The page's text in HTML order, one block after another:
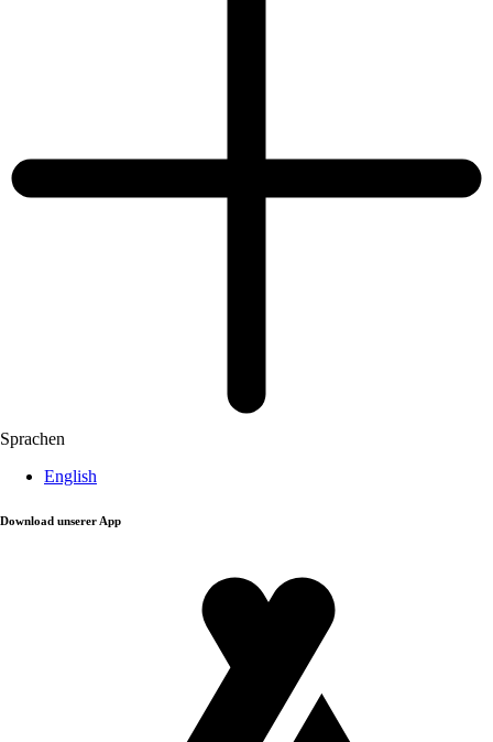
Sprachen
English
Download unserer App